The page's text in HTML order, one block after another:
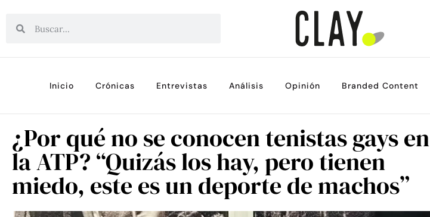
Inicio Crónicas Entrevistas Análisis Opinión Branded Content
¿Por qué no se conocen tenistas gays en
la ATP? “Quizás los hay, pero tienen
miedo, este es un deporte de machos”